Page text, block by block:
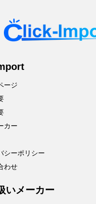
ージ
カー
シーポリシー
わせ
いメーカー